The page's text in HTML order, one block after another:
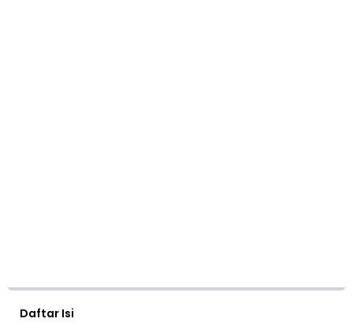
Daftar Isi